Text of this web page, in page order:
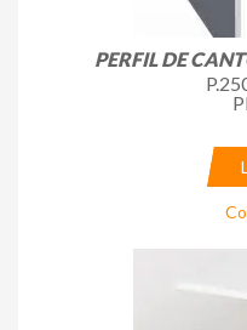
PERFIL DE